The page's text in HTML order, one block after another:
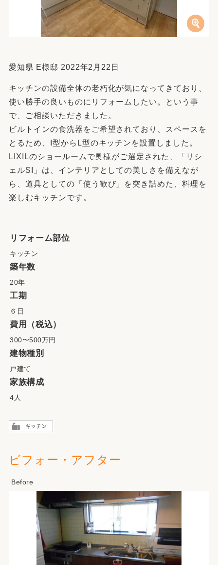
愛知県 E様邸 2022年2月22日
キッチンの設備全体の老朽化が気になってきており、
使い勝手の良いものにリフォームしたい。という事
で、ご相談いただきました。
ビルトインの食洗器をご希望されており、スペースを
とるため、I型からL型のキッチンを設置しました。
LIXILのショールームで奥様がご選定された、「リシ
ェルSI」は、インテリアとしての美しさを備えなが
ら、道具としての「使う歓び」を突き詰めた、料理を
楽しむキッチンです。
リフォーム部位
キッチン
築年数
20年
工期
６日
費用（税込）
300〜500万円
建物種別
戸建て
家族構成
4人
ビフォー・アフター